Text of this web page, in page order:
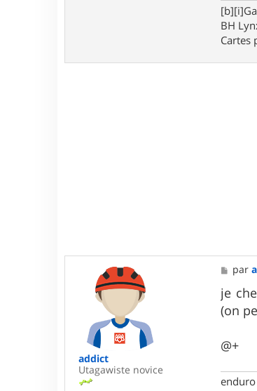
BH
Cartes
addict
Utagawiste novice
M
e
s
s
a
par
je
(on
@+